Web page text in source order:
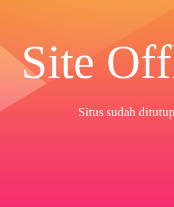
Site
Situs sudah